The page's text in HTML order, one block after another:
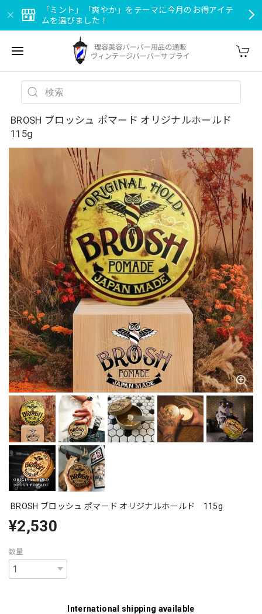
「ミント」「爽やか」をテーマに今月のお得アイテ
ムを選びました！
BROSH ブロッシュ ポマード オリジナルホールド
115g
BROSH ブロッシュ ポマード オリジナルホールド 115g
¥2,530
数量
International shipping available